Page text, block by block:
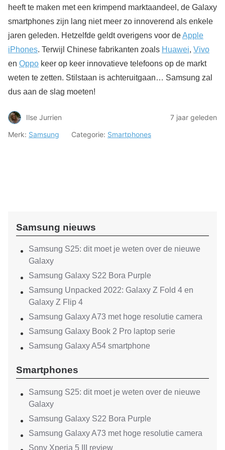
heeft te maken met een krimpend marktaandeel, de Galaxy
smartphones zijn lang niet meer zo innoverend als enkele
jaren geleden. Hetzelfde geldt overigens voor deApple
iPhones. Terwijl Chinese fabrikanten zoals Huawei, Vivo
en Oppo keer op keer innovatieve telefoons op de markt
weten te zetten. Stilstaan is achteruitgaan… Samsung zal
dus aan de slag moeten!
Ilse Jurrien
7 jaar geleden
Merk: Samsung Categorie: Smartphones
Samsung nieuws
Samsung S25: dit moet je weten over de nieuwe
Galaxy
Samsung Galaxy S22 Bora Purple
Samsung Unpacked 2022: Galaxy Z Fold 4 en
Galaxy Z Flip 4
Samsung Galaxy A73 met hoge resolutie camera
Samsung Galaxy Book 2 Pro laptop serie
Samsung Galaxy A54 smartphone
Smartphones
Samsung S25: dit moet je weten over de nieuwe
Galaxy
Samsung Galaxy S22 Bora Purple
Samsung Galaxy A73 met hoge resolutie camera
Sony Xperia 5 III review